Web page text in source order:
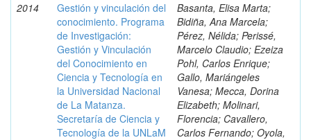
2014
Gestión y vinculación del
conocimiento. Programa
de Investigación:
Gestión y Vinculación
del Conocimiento en
Ciencia y Tecnología en
la Universidad Nacional
de La Matanza.
Secretaría de Ciencia y
Tecnología de la UNLaM
Basanta, Elisa Marta;
Bidiña, Ana Marcela;
Pérez, Nélida; Perissé,
Marcelo Claudio; Ezeiza
Pohl, Carlos Enrique;
Gallo, Mariángeles
Vanesa; Mecca, Dorina
Elizabeth; Molinari,
Florencia; Cavallero,
Carlos Fernando; Oyola,